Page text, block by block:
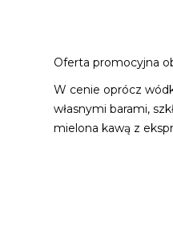
Oferta promocyjna
W cenie oprócz
własnymi barami,
mielona kawą z